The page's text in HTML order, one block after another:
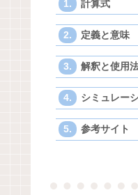
計算式
定義と意味
解釈と使用
シミュレー
参考サイト